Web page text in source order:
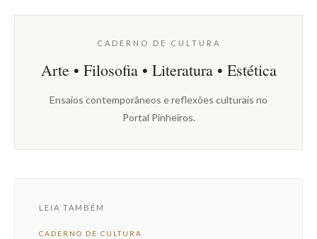
CADERNO DE CULTURA
Arte • Filosofia • Literatura • Estética
Ensaios contemporâneos e reflexões culturais no
Portal Pinheiros.
LEIA TAMBÉM
CADERNO DE CULTURA